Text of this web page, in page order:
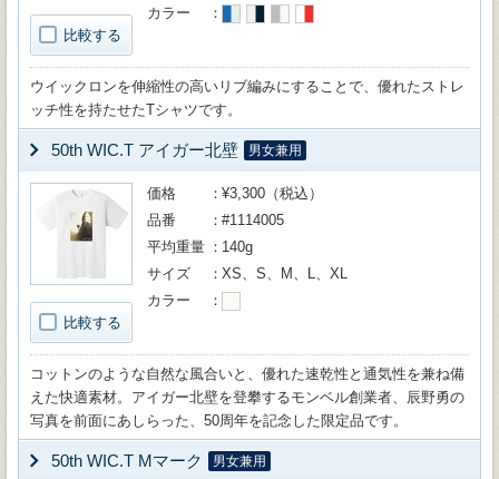
比較する
カラー
ウイックロンを伸縮性の高いリブ編みにすることで、優れたストレ
ッチ性を持たせたTシャツです。
50th WIC.T アイガー北壁 男女兼用
比較する
価格
¥3,300（税込）
品番
#1114005
平均重量
140g
サイズ
XS、S、M、L、XL
カラー
コットンのような自然な風合いと、優れた速乾性と通気性を兼ね備
えた快適素材。アイガー北壁を登攀するモンベル創業者、辰野勇の
写真を前面にあしらった、50周年を記念した限定品です。
50th WIC.T Mマーク 男女兼用